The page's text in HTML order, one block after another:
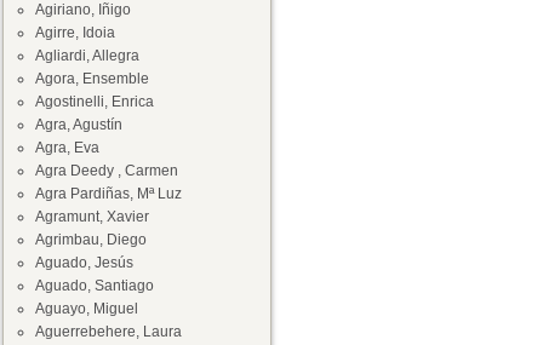
Agiriano, Iñigo
Agirre, Idoia
Agliardi, Allegra
Agora, Ensemble
Agostinelli, Enrica
Agra, Agustín
Agra, Eva
Agra Deedy , Carmen
Agra Pardiñas, Mª Luz
Agramunt, Xavier
Agrimbau, Diego
Aguado, Jesús
Aguado, Santiago
Aguayo, Miguel
Aguerrebehere, Laura